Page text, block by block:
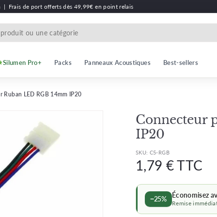
| Frais de port offerts dès 49,99€ en point relais
Silumen Pro+ Packs Panneaux Acoustiques Best-sellers
Ruban LED RGB 14mm IP20
Connecteur
IP20
SKU: C5-RGB
régulier
1,79 € TTC
€
−25% Économisez
Remise